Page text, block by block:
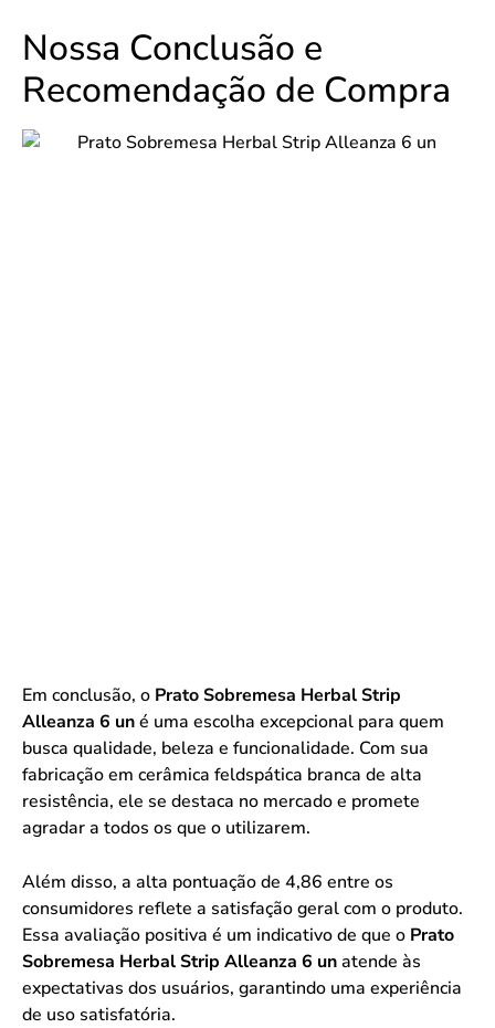
Nossa Conclusão e
Recomendação de Compra
Em conclusão, o Prato Sobremesa Herbal Strip
Alleanza 6 uné uma escolha excepcional para quem
busca qualidade, beleza e funcionalidade. Com sua
fabricação em cerâmica feldspática branca de alta
resistência, ele se destaca no mercado e promete
agradar a todos os que o utilizarem.
Além disso, a alta pontuação de 4,86 entre os
consumidores reflete a satisfação geral com o produto.
Essa avaliação positiva é um indicativo de que o Prato
Sobremesa Herbal Strip Alleanza 6 unatende às
expectativas dos usuários, garantindo uma experiência
de uso satisfatória.